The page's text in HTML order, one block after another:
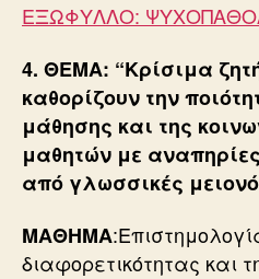
ΕΞΩΦΥΛΛΟ:
4. ΘΕΜΑ: “Κρίσιμα
καθορίζουν την
μάθησης και της
μαθητών με
από γλωσσικές
ΜΑΘΗΜΑ
διαφορετικότητας και